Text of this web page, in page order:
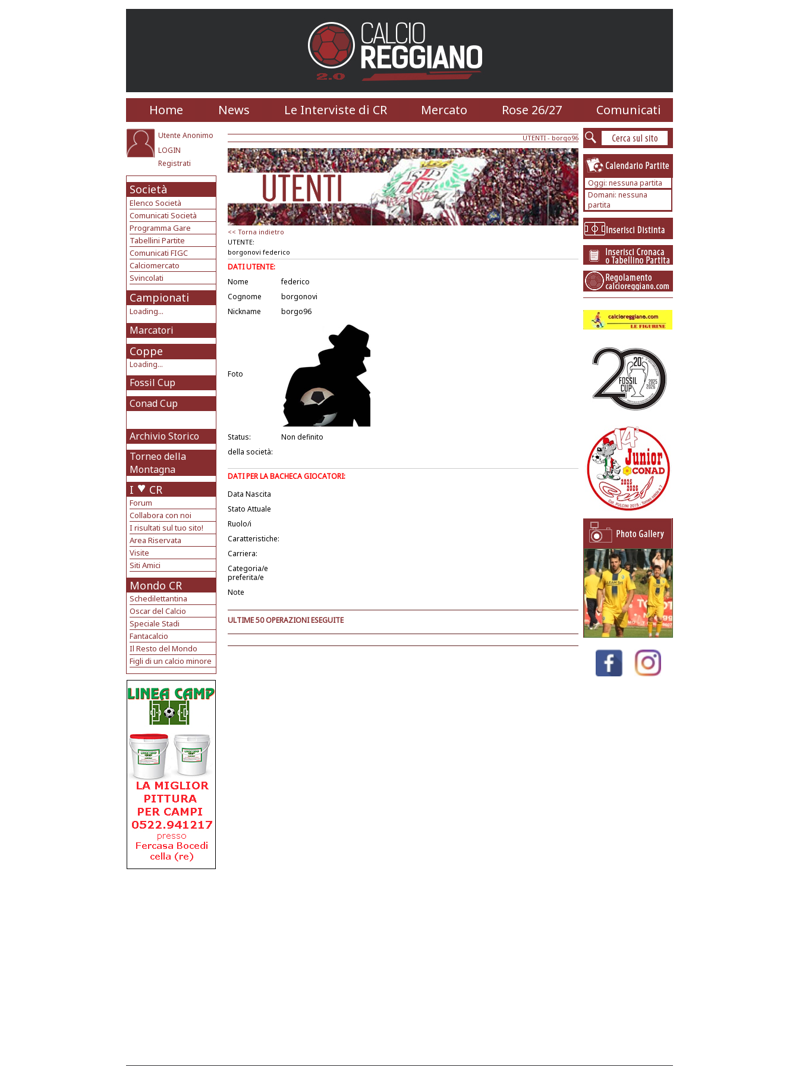
Home News Le Interviste di CR Mercato Rose 26/27 Comunicati
Utente Anonimo
LOGIN
Registrati
Società
Elenco Società
Comunicati Società
Programma Gare
Tabellini Partite
Comunicati FIGC
Calciomercato
Svincolati
Campionati
Loading...
Marcatori
Coppe
Loading...
Fossil Cup
Conad Cup
Archivio Storico
Torneo della
Montagna
I CR
Forum
Collabora con noi
I risultati sul tuo sito!
Area Riservata
Visite
Siti Amici
Mondo CR
Schedilettantina
Oscar del Calcio
Speciale Stadi
Fantacalcio
Il Resto del Mondo
Figli di un calcio minore
UTENTI - borgo96
<< Torna indietro
UTENTE:
borgonovi federico
DATI UTENTE:
Nome
federico
Cognome
borgonovi
Nickname
borgo96
Foto
Status:
Non definito
della società:
DATI PER LA BACHECA GIOCATORI:
Data Nascita
Stato Attuale
Ruolo/i
Caratteristiche:
Carriera:
Categoria/e
preferita/e
Note
ULTIME 50 OPERAZIONI ESEGUITE
Oggi: nessuna partita
Domani: nessuna
partita